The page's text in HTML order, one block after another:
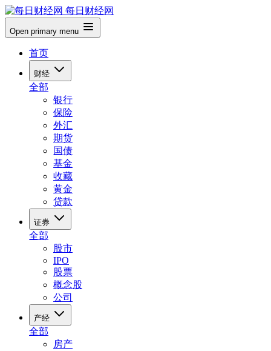
每日财经网
Open primary menu
首页
财经
全部
银行
保险
外汇
期货
国债
基金
收藏
黄金
贷款
证券
全部
股市
IPO
股票
概念股
公司
产经
全部
房产